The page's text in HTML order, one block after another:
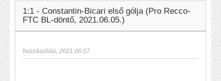
1:1 - Constantin-Bicari első gólja (Pro Recco-
FTC BL-döntő, 2021.06.05.)
hozzászólás, 2021.06.07.